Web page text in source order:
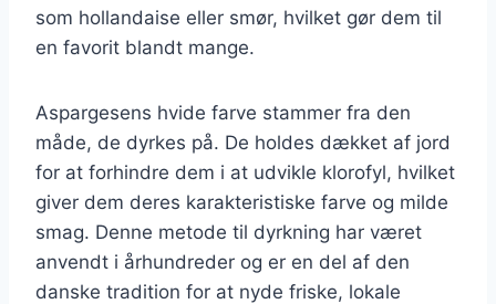
som hollandaise eller smør, hvilket gør dem til
en favorit blandt mange.
Aspargesens hvide farve stammer fra den
måde, de dyrkes på. De holdes dækket af jord
for at forhindre dem i at udvikle klorofyl, hvilket
giver dem deres karakteristiske farve og milde
smag. Denne metode til dyrkning har været
anvendt i århundreder og er en del af den
danske tradition for at nyde friske, lokale